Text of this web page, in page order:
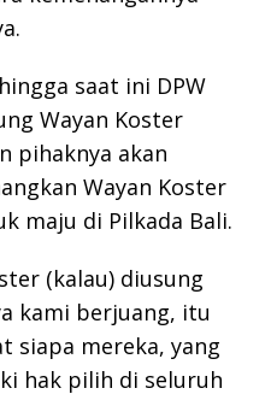
saat ini DPW
Wayan Koster
pihaknya akan
Wayan Koster
maju di Pilkada Bali.
(kalau) diusung
kami berjuang, itu
siapa mereka, yang
hak pilih di seluruh